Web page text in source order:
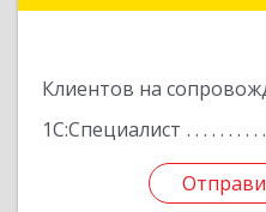
Клиентов на
1С:Специалист